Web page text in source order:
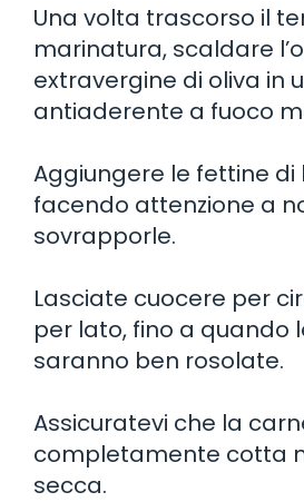
Una volta trascorso il
marinatura, scaldare
extravergine di oliva in
antiaderente a fuoco
Aggiungere le fettine di
facendo attenzione a
sovrapporle.
Lasciate cuocere per
per lato, fino a quando
saranno ben rosolate.
Assicuratevi che la
completamente cotta
secca.